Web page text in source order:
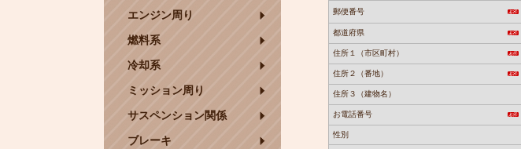
エンジン周り
燃料系
冷却系
ミッション周り
サスペンション関係
ブレーキ
郵便番号
都道府県
住所１（市区町村）
住所２（番地）
住所３（建物名）
お電話番号
性別